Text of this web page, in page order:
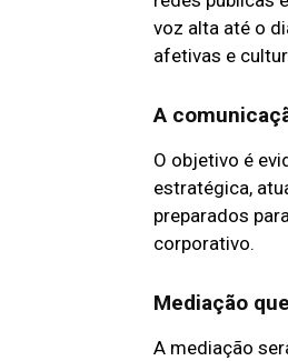
voz alta até o
afetivas e
A
O objetivo é
estratégica,
preparados
corporativo.
Mediação
A mediação